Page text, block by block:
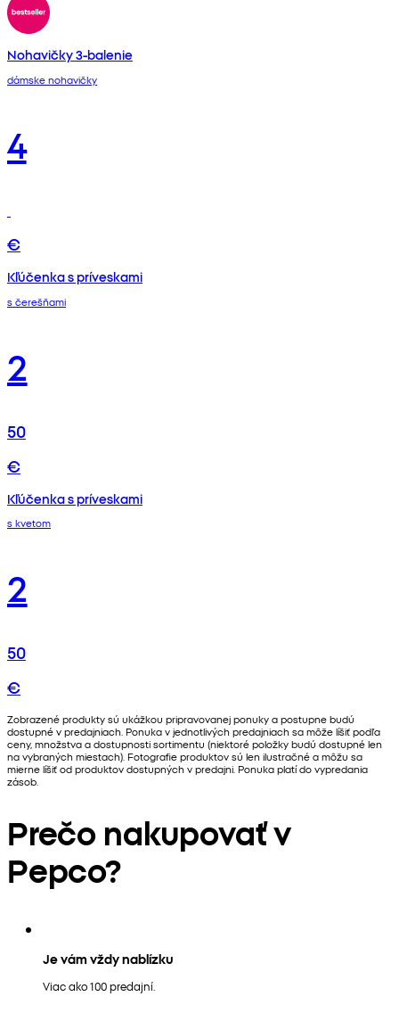
Nohavičky 3-balenie
dámske nohavičky
4
€
Kľúčenka s príveskami
s čerešňami
2
50
€
Kľúčenka s príveskami
s kvetom
2
50
€
Zobrazené produkty sú ukážkou pripravovanej ponuky a postupne budú
dostupné v predajniach. Ponuka v jednotlivých predajniach sa môže líšiť podľa
ceny, množstva a dostupnosti sortimentu (niektoré položky budú dostupné len
na vybraných miestach). Fotografie produktov sú len ilustračné a môžu sa
mierne líšiť od produktov dostupných v predajni. Ponuka platí do vypredania
zásob.
Prečo nakupovať v
Pepco?
Je vám vždy nablízku
Viac ako 100 predajní.